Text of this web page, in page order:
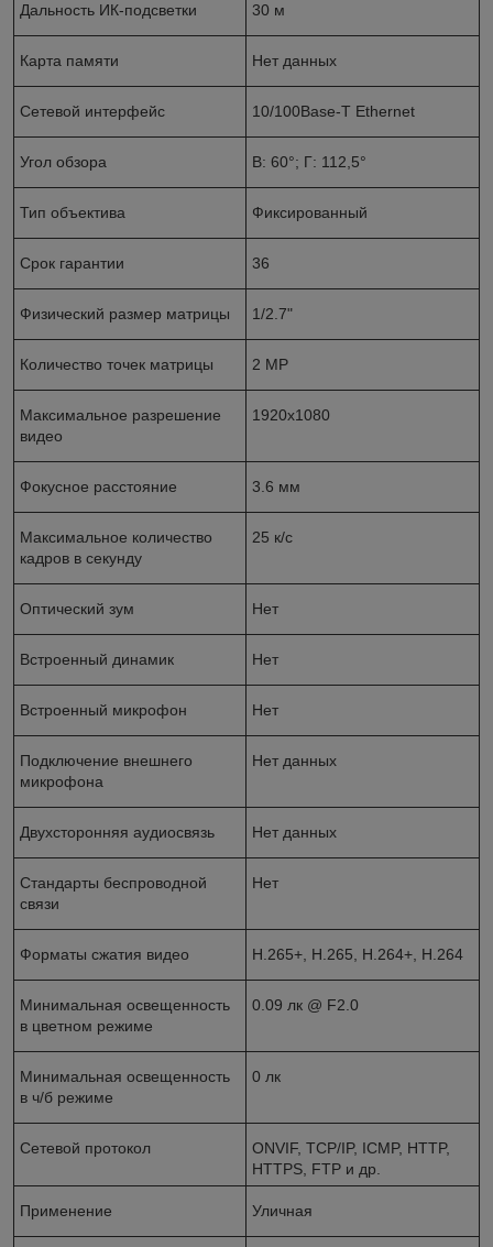
Дальность ИК-подсветки 30 м
Карта памяти Нет данных
Сетевой интерфейс 10/100Base-T Ethernet
Угол обзора В: 60°; Г: 112,5°
Тип объектива Фиксированный
Срок гарантии 36
Физический размер матрицы 1/2.7"
Количество точек матрицы 2 MP
Максимальное разрешение
видео
1920х1080
Фокусное расстояние 3.6 мм
Максимальное количество
кадров в секунду
25 к/с
Оптический зум Нет
Встроенный динамик Нет
Встроенный микрофон Нет
Подключение внешнего
микрофона
Нет данных
Двухсторонняя аудиосвязь Нет данных
Стандарты беспроводной
связи
Нет
Форматы сжатия видео H.265+, H.265, H.264+, H.264
Минимальная освещенность
в цветном режиме
0.09 лк @ F2.0
Минимальная освещенность
в ч/б режиме
0 лк
Сетевой протокол
ОNVIF, TCP/IP, ICMP, HTTP,
HTTPS, FTP и др.
Применение Уличная